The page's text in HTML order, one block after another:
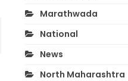
Marathwada
National
News
North Maharashtra